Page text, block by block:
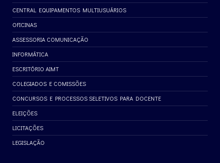
CENTRAL EQUIPAMENTOS MULTIUSUÁRIOS
OFICINAS
ASSESSORIA COMUNICAÇÃO
INFORMÁTICA
ESCRITÓRIO AIMT
COLEGIADOS E COMISSÕES
CONCURSOS E PROCESSOS SELETIVOS PARA DOCENTE
ELEIÇÕES
LICITAÇÕES
LEGISLAÇÃO